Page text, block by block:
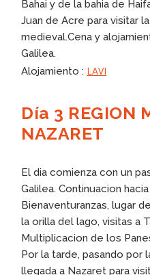
Bahai y de la bahia de
Juan de Acre para visitar
medieval.Cena y
Galilea.
Alojamiento : LAVI
Día 3 REGION
NAZARET
El dia comienza con un
Galilea. Continuacion
Bienaventuranzas, lugar
la orilla del lago, visitas a
Multiplicacion de los
Por la tarde, pasando por
llegada a Nazaret para